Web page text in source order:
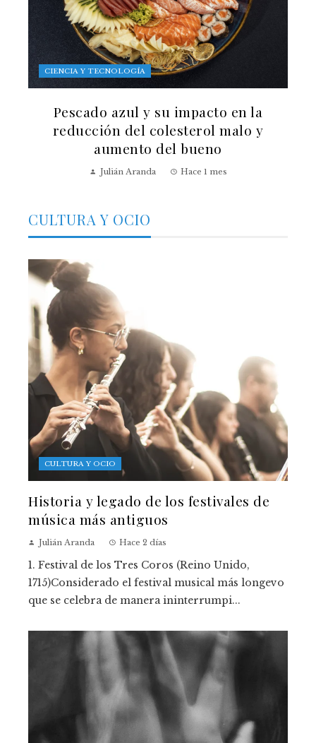
CIENCIA Y TECNOLOGÍA
Pescado azul y su impacto en la
reducción del colesterol malo y
aumento del bueno
Julián Aranda Hace 1 mes
CULTURA Y OCIO
CULTURA Y OCIO
Historia y legado de los festivales de
música más antiguos
Julián Aranda Hace 2 días
1. Festival de los Tres Coros (Reino Unido,
1715)Considerado el festival musical más longevo
que se celebra de manera ininterrumpi...